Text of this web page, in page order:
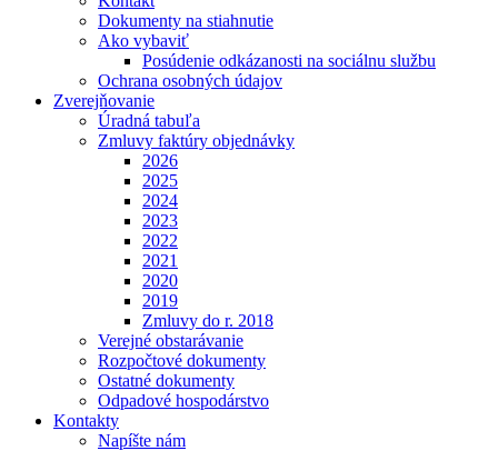
Dokumenty na stiahnutie
Ako vybaviť
Posúdenie odkázanosti na sociálnu službu
Ochrana osobných údajov
Zverejňovanie
Úradná tabuľa
Zmluvy faktúry objednávky
2026
2025
2024
2023
2022
2021
2020
2019
Zmluvy do r. 2018
Verejné obstarávanie
Rozpočtové dokumenty
Ostatné dokumenty
Odpadové hospodárstvo
Kontakty
Napíšte nám